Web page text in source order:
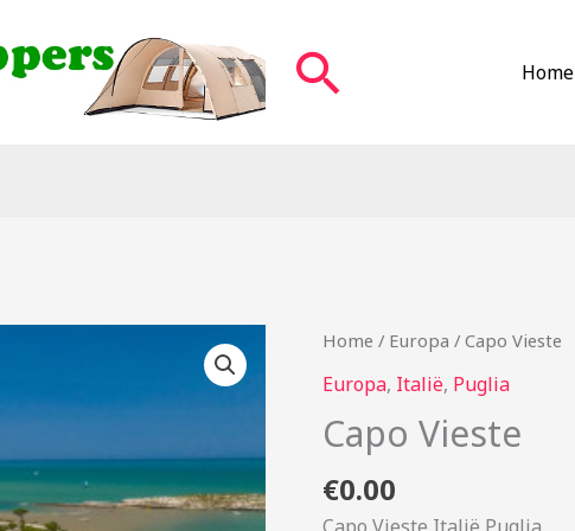
Zoeken Home
Home / Europa / Capo Vieste
Europa, Italië, Puglia
Capo Vieste
€0.00
Capo Vieste Italië Puglia